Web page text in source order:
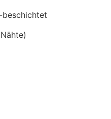
beschichtet